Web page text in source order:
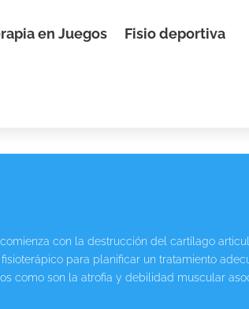
en Juegos Fisio deportiva
con la destrucción del cartílago
para planificar un tratamiento
como son la atrofia y debilidad muscular